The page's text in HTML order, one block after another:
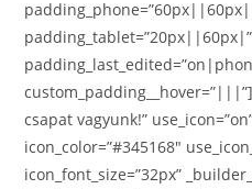
padding_tablet=”20px||60px|”
csapat vagyunk!”
icon_color=”#345168″
icon_font_size=”32px”